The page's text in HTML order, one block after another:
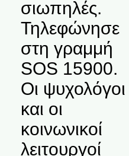
σιωπηλές.
Τηλεφώνησε
στη γραμμή
SOS 15900.
Οι ψυχολόγοι
και οι
κοινωνικοί
λειτουργοί